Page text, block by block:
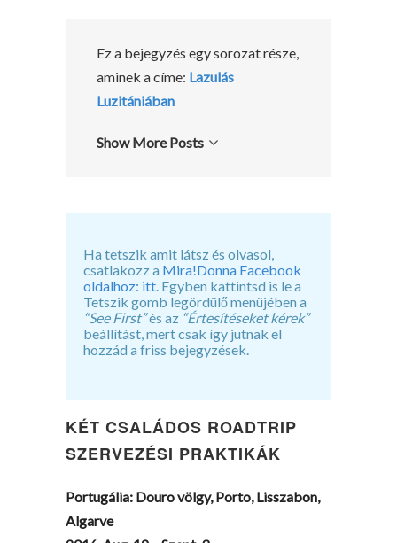
Ez a bejegyzés egy sorozat része,
aminek a címe: Lazulás
Luzitániában
Show More Posts
Ha tetszik amit látsz és olvasol,
csatlakozz a Mira!Donna Facebook
oldalhoz: itt. Egyben kattintsd is le a
Tetszik gomb legördülő menüjében a
“See First”és az “Értesítéseket kérek”
beállítást, mert csak így jutnak el
hozzád a friss bejegyzések.
KÉT CSALÁDOS ROADTRIP
SZERVEZÉSI PRAKTIKÁK
Portugália: Douro völgy, Porto, Lisszabon,
Algarve